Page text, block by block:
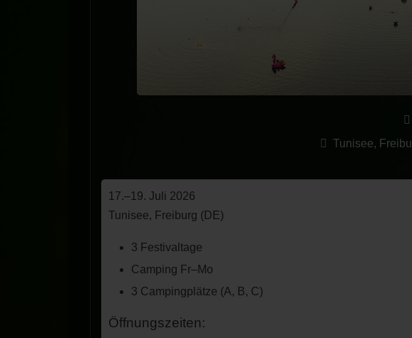
Tunisee,
17.–19. Juli 2026
Tunisee, Freiburg (DE)
3 Festivaltage
Camping Fr–Mo
3 Campingplätze (A, B, C)
Öffnungszeiten: